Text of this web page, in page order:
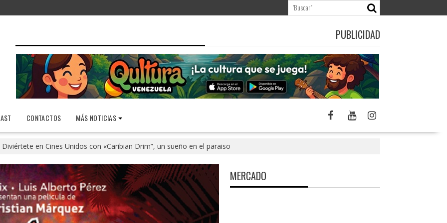
PUBLICIDAD
CONTACTOS MÁS NOTICIAS
Diviértete en Cines Unidos con «Caribian Drim”, un sueño en el paraiso
MERCADO